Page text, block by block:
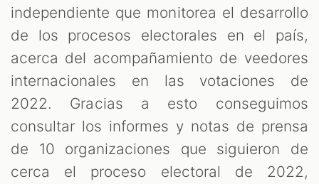
independiente que monitorea el desarrollo
de los procesos electorales en el país,
acerca del acompañamiento de veedores
internacionales en las votaciones de
2022. Gracias a esto conseguimos
consultar los informes y notas de prensa
de 10 organizaciones que siguieron de
cerca el proceso electoral de 2022,